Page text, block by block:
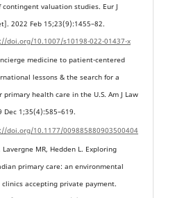
valuation studies. Eur J
2022 Feb 15;23(9):1455–82.
doi.org/10.1007/s10198-022-01437-x
medicine to patient-centered
lessons & the search for a
health care in the U.S. Am J Law
1;35(4):585–619.
doi.org/10.1177/009885880903500404
Lavergne MR, Hedden L. Exploring
primary care: an environmental
accepting private payment.